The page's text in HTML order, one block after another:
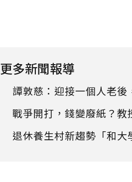
更多新聞報導
譚敦慈：迎接一個人老後
戰爭開打，錢變廢紙？教
退休養生村新趨勢「和